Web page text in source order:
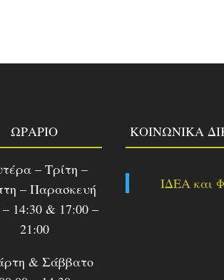
ΩΡΑΡΙΟ
– Τρίτη –
– Παρασκευή
– 14:30 & 17:00 –
21:00
& Σάββατο
ΚΟΙΝΩΝΙΚΑ
ΙΔΕΑ και